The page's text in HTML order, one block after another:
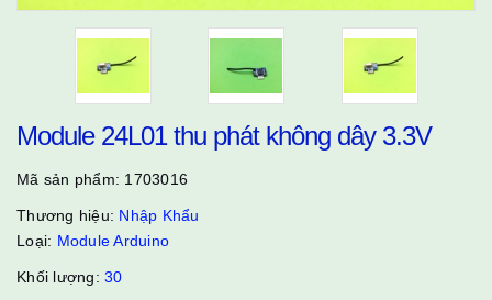
Module 24L01 thu phát không dây 3.3V
Mã sản phẩm: 1703016
Thương hiệu: Nhập Khẩu
Loại: Module Arduino
Khối lượng: 30